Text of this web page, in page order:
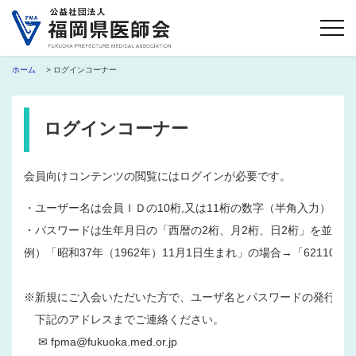
ホーム > ログインコーナー
ログインコーナー
会員向けコンテンツの閲覧にはログインが必要です。
・ユーザー名は会員ＩＤの10桁,又は11桁の数字（半角入力）
・パスワードは生年月日の「西暦の2桁、月2桁、日2桁」を並べ
例）「昭和37年（1962年）11月1日生まれ」の場合→「621101」
※新規にご入会いただいた方で、ユーザ名とパスワードの発行を
下記のアドレスまでご連絡ください。